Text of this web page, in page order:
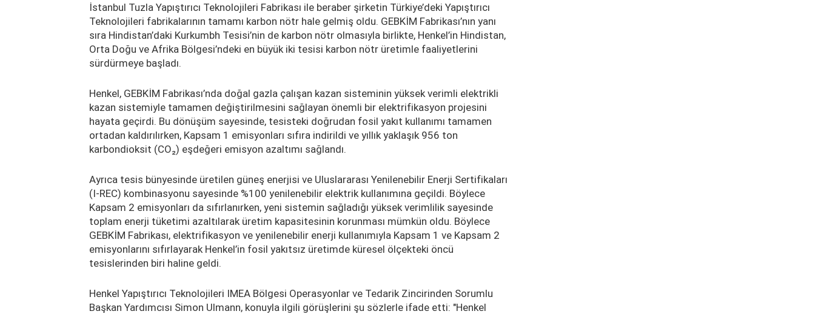
İstanbul Tuzla Yapıştırıcı Teknolojileri Fabrikası ile beraber şirketin Türkiye’deki Yapıştırıcı
Teknolojileri fabrikalarının tamamı karbon nötr hale gelmiş oldu. GEBKİM Fabrikası’nın yanı
sıra Hindistan’daki Kurkumbh Tesisi’nin de karbon nötr olmasıyla birlikte, Henkel’in Hindistan,
Orta Doğu ve Afrika Bölgesi’ndeki en büyük iki tesisi karbon nötr üretimle faaliyetlerini
sürdürmeye başladı.
Henkel, GEBKİM Fabrikası’nda doğal gazla çalışan kazan sisteminin yüksek verimli elektrikli
kazan sistemiyle tamamen değiştirilmesini sağlayan önemli bir elektrifikasyon projesini
hayata geçirdi. Bu dönüşüm sayesinde, tesisteki doğrudan fosil yakıt kullanımı tamamen
ortadan kaldırılırken, Kapsam 1 emisyonları sıfıra indirildi ve yıllık yaklaşık 956 ton
karbondioksit (CO₂) eşdeğeri emisyon azaltımı sağlandı.
Ayrıca tesis bünyesinde üretilen güneş enerjisi ve Uluslararası Yenilenebilir Enerji Sertifikaları
(I-REC) kombinasyonu sayesinde %100 yenilenebilir elektrik kullanımına geçildi. Böylece
Kapsam 2 emisyonları da sıfırlanırken, yeni sistemin sağladığı yüksek verimlilik sayesinde
toplam enerji tüketimi azaltılarak üretim kapasitesinin korunması mümkün oldu. Böylece
GEBKİM Fabrikası, elektrifikasyon ve yenilenebilir enerji kullanımıyla Kapsam 1 ve Kapsam 2
emisyonlarını sıfırlayarak Henkel’in fosil yakıtsız üretimde küresel ölçekteki öncü
tesislerinden biri haline geldi.
Henkel Yapıştırıcı Teknolojileri IMEA Bölgesi Operasyonlar ve Tedarik Zincirinden Sorumlu
Başkan Yardımcısı Simon Ulmann, konuyla ilgili görüşlerini şu sözlerle ifade etti: "Henkel